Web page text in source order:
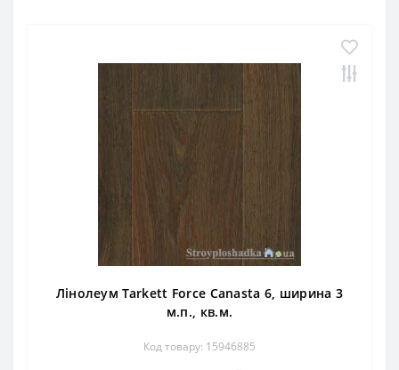
Лінолеум Tarkett Force Canasta 6, ширина 3
м.п., кв.м.
Код товару: 15946885